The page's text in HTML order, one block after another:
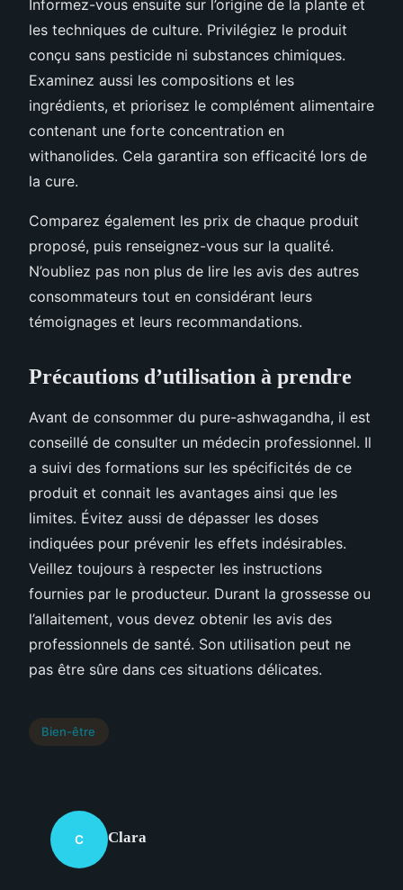
Informez-vous ensuite sur l’origine de la plante et
les techniques de culture. Privilégiez le produit
conçu sans pesticide ni substances chimiques.
Examinez aussi les compositions et les
ingrédients, et priorisez le complément alimentaire
contenant une forte concentration en
withanolides. Cela garantira son efficacité lors de
la cure.
Comparez également les prix de chaque produit
proposé, puis renseignez-vous sur la qualité.
N’oubliez pas non plus de lire les avis des autres
consommateurs tout en considérant leurs
témoignages et leurs recommandations.
Précautions d’utilisation à prendre
Avant de consommer du pure-ashwagandha, il est
conseillé de consulter un médecin professionnel. Il
a suivi des formations sur les spécificités de ce
produit et connait les avantages ainsi que les
limites. Évitez aussi de dépasser les doses
indiquées pour prévenir les effets indésirables.
Veillez toujours à respecter les instructions
fournies par le producteur. Durant la grossesse ou
l’allaitement, vous devez obtenir les avis des
professionnels de santé. Son utilisation peut ne
pas être sûre dans ces situations délicates.
Bien-être
C Clara